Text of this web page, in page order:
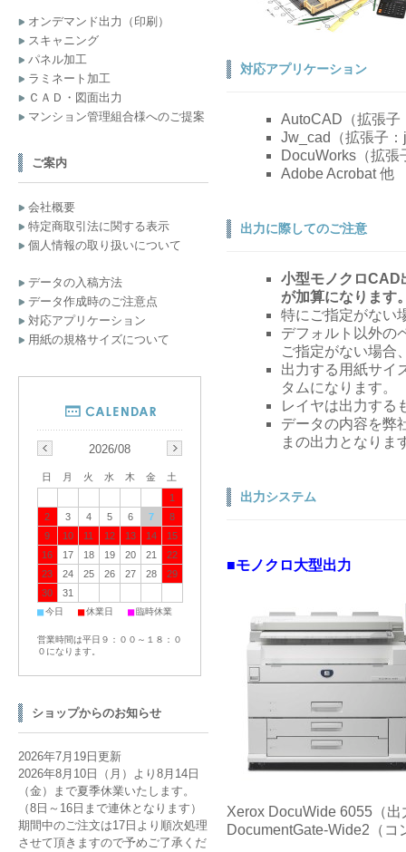
対応アプリケーション
AutoCAD（拡張子
Jw_cad（拡張子
DocuWorks（拡張
Adobe Acrobat 他
出力に際してのご注意
小型モノクロCAD
が加算になります
特にご指定がない
デフォルト以外の
ご指定がない場合
出力する用紙サイ
タムになります。
レイヤは出力する
データの内容を弊
まの出力となりま
出力システム
■モノクロ大型出力
Xerox DocuWide 6055（出
DocumentGate-Wide2（コ
オンデマンド出力（印刷）
スキャニング
パネル加工
ラミネート加工
ＣＡＤ・図面出力
マンション管理組合様へのご提案
ご案内
会社概要
特定商取引法に関する表示
個人情報の取り扱いについて
データの入稿方法
データ作成時のご注意点
対応アプリケーション
用紙の規格サイズについて
2026/08
日 月 火 水 木 金
土
1
2
3 4 5 6 7
8
9
10 11 12 13 14
15
16
17 18 19 20 21
22
23
24 25 26 27 28
29
30
31
■今日 ■休業日 ■臨時休業
営業時間は平日９：００～１８：０
０になります。
ショップからのお知らせ
2026年7月19日更新
2026年8月10日（月）より8月14日
（金）まで夏季休業いたします。
（8日～16日まで連休となります）
期間中のご注文は17日より順次処理
させて頂きますので予めご了承くだ